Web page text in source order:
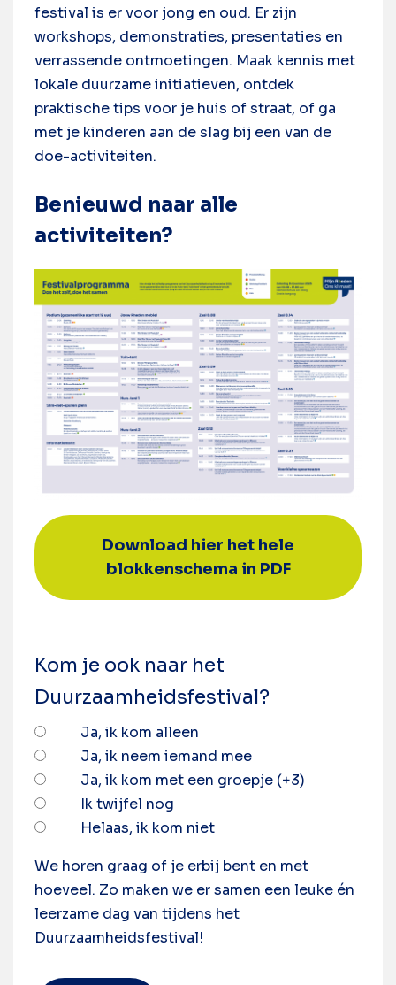
festival is er voor jong en oud. Er zijn
workshops, demonstraties, presentaties en
verrassende ontmoetingen. Maak kennis met
lokale duurzame initiatieven, ontdek
praktische tips voor je huis of straat, of ga
met je kinderen aan de slag bij een van de
doe-activiteiten.
Benieuwd naar alle
activiteiten?
Download hier het hele
blokkenschema in PDF
Kom je ook naar het
Duurzaamheidsfestival?
Ja, ik kom alleen
Ja, ik neem iemand mee
Ja, ik kom met een groepje (+3)
Ik twijfel nog
Helaas, ik kom niet
We horen graag of je erbij bent en met
hoeveel. Zo maken we er samen een leuke én
leerzame dag van tijdens het
Duurzaamheidsfestival!